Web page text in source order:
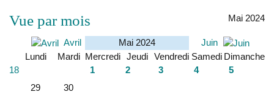
Vue par mois Mai 2024
Avril Mai 2024
Juin
Lundi
Mardi Mercredi Jeudi Vendredi Samedi Dimanche
18
29
30
1 2 3 4 5